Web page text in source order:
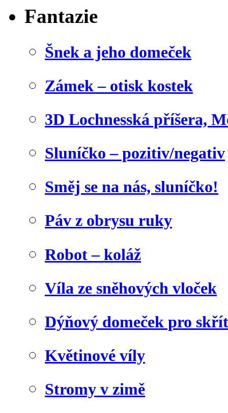
Fantazie
Šnek a jeho domeček
Zámek – otisk kostek
3D Lochnesská příšera,
Sluníčko – pozitiv/negativ
Směj se na nás, sluníčko!
Páv z obrysu ruky
Robot – koláž
Víla ze sněhových vloček
Dýňový domeček pro
Květinové víly
Stromy v zimě